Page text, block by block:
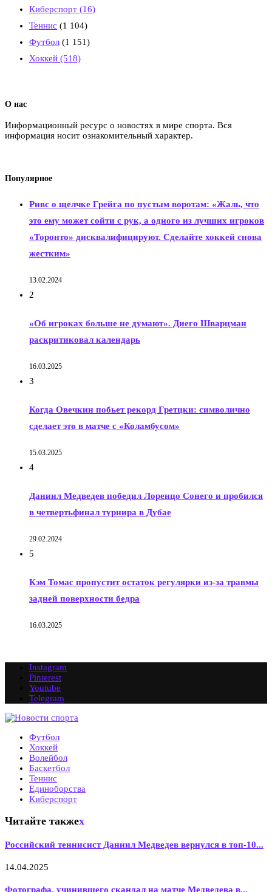
Киберспорт (16)
Теннис (1 104)
Футбол (1 151)
Хоккей (518)
О нас
Информационный ресурс о новостях в мире спорта. Вся
информация носит ознакомительный характер.
Популярное
Ривс о щелчке Грейга по пустым воротам: «Жаль, что
это ему может сойти с рук, а одного из лучших игроков
«Торонто» дисквалифицируют. Сделайте хоккей снова
жестким»
13.02.2024
2
«Об игроках больше не думают». Диего Шварцман
раскритиковал календарь
16.03.2025
3
Когда Овечкин побьет рекорд Гретцки: символично
сделает это в матче с «Коламбусом»
15.03.2025
4
Даниил Медведев победил Лоренцо Сонего и пробился
в четвертьфинал турнира в Дубае
29.02.2024
5
Кэм Томас пропустит остаток регулярки из-за травмы
задней поверхности бедра
16.03.2025
Instagram
Pinterest
Youtube
Telegram
Футбол
Хоккей
Волейбол
Баскетбол
Теннис
Единоборства
Киберспорт
Читайте такжеx
Российский теннисист Даниил Медведев вернулся в топ-10...
14.04.2025
Фотографа, учинившего скандал на матче Медведева в...